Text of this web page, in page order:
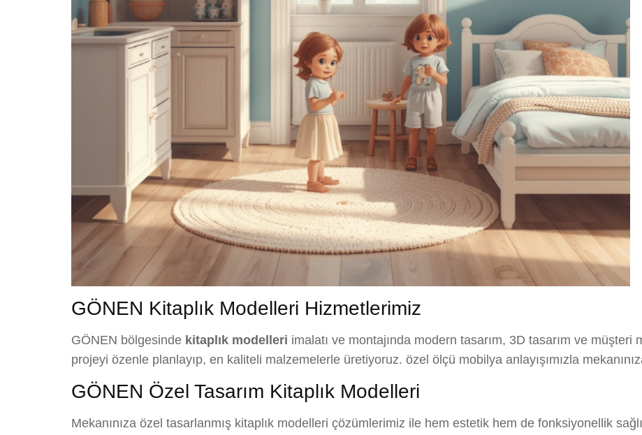
GÖNEN Kitaplık Modelleri Hizmetlerimiz
GÖNEN bölgesinde kitaplık modelleri imalatı ve montajında modern tasarım, 3D tasarım ve müşteri
projeyi özenle planlayıp, en kaliteli malzemelerle üretiyoruz. özel ölçü mobilya anlayışımızla
GÖNEN Özel Tasarım Kitaplık Modelleri
Mekanınıza özel tasarlanmış kitaplık modelleri çözümlerimiz ile hem estetik hem de fonksiyonellik